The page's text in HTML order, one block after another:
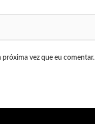
próxima vez que eu comentar.